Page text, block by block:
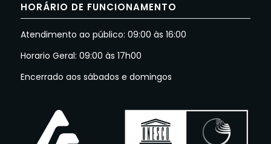
HORÁRIO DE FUNCIONAMENTO
Atendimento ao público: 09:00 às 16:00
Horario Geral: 09:00 às 17h00
Encerrado aos sábados e domingos